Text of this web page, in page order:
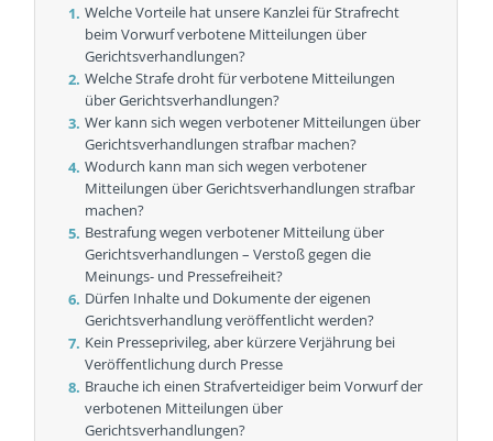
Welche Vorteile hat unsere Kanzlei für Strafrecht
beim Vorwurf verbotene Mitteilungen über
Gerichtsverhandlungen?
Welche Strafe droht für verbotene Mitteilungen
über Gerichtsverhandlungen?
Wer kann sich wegen verbotener Mitteilungen über
Gerichtsverhandlungen strafbar machen?
Wodurch kann man sich wegen verbotener
Mitteilungen über Gerichtsverhandlungen strafbar
machen?
Bestrafung wegen verbotener Mitteilung über
Gerichtsverhandlungen – Verstoß gegen die
Meinungs- und Pressefreiheit?
Dürfen Inhalte und Dokumente der eigenen
Gerichtsverhandlung veröffentlicht werden?
Kein Presseprivileg, aber kürzere Verjährung bei
Veröffentlichung durch Presse
Brauche ich einen Strafverteidiger beim Vorwurf der
verbotenen Mitteilungen über
Gerichtsverhandlungen?